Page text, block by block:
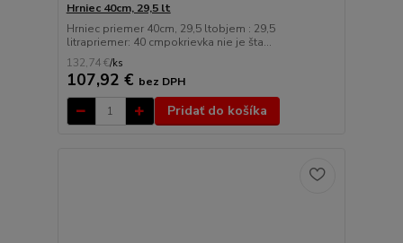
Hrniec 40cm, 29,5 lt
Hrniec priemer 40cm, 29,5 ltobjem : 29,5
litrapriemer: 40 cmpokrievka nie je šta...
132,74 €/ks
107,92 € bez DPH
Pridať do košíka